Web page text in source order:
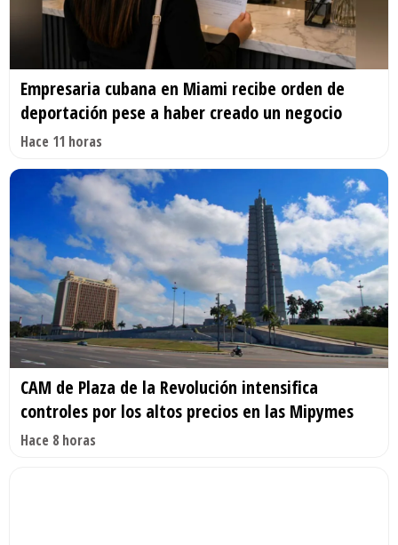
Empresaria cubana en Miami recibe orden de
deportación pese a haber creado un negocio
Hace 11 horas
CAM de Plaza de la Revolución intensifica
controles por los altos precios en las Mipymes
Hace 8 horas